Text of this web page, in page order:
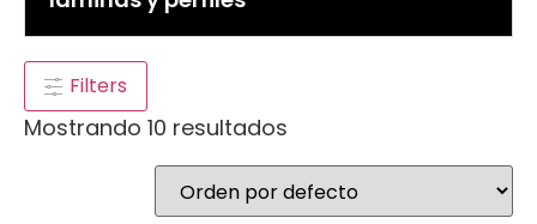
Filters
Mostrando 10 resultados